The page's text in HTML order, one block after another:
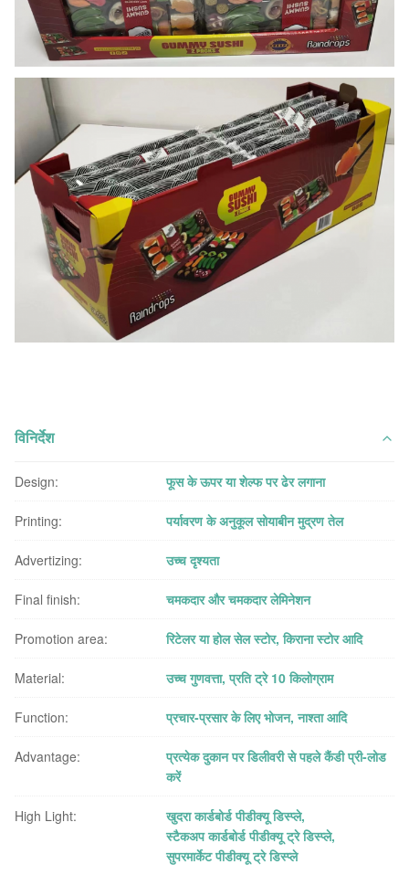
विनिर्देश
Design: फूस के ऊपर या शेल्फ पर ढेर लगाना
Printing: पर्यावरण के अनुकूल सोयाबीन मुद्रण तेल
Advertizing: उच्च दृश्यता
Final finish: चमकदार और चमकदार लेमिनेशन
Promotion area: रिटेलर या होल सेल स्टोर, किराना स्टोर आदि
Material: उच्च गुणवत्ता, प्रति ट्रे 10 किलोग्राम
Function: प्रचार-प्रसार के लिए भोजन, नाश्ता आदि
Advantage:
प्रत्येक दुकान पर डिलीवरी से पहले कैंडी प्री-लोड
करें
High Light: खुदरा कार्डबोर्ड पीडीक्यू डिस्प्ले,
स्टैकअप कार्डबोर्ड पीडीक्यू ट्रे डिस्प्ले,
सुपरमार्केट पीडीक्यू ट्रे डिस्प्ले